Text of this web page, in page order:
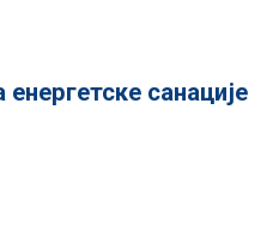
санације